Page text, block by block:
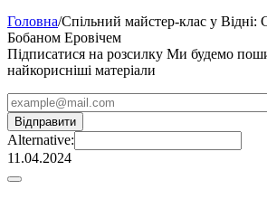
Головна/Спільний майстер-клас у Відні:
Бобаном Еровічем
Підписатися на розсилку Ми будемо
найкорисніші матеріали
Alternative:
11.04.2024